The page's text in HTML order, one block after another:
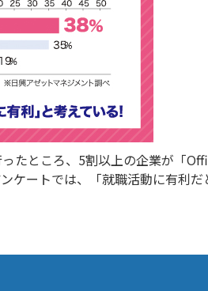
たところ、5割以上の企業が「
ケートでは、「就職活動に有利